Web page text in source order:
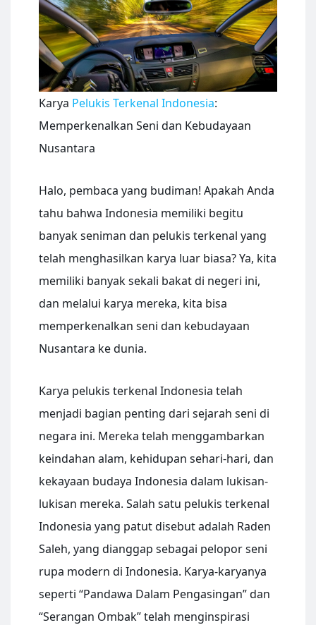
Karya Pelukis Terkenal Indonesia:
Memperkenalkan Seni dan Kebudayaan
Nusantara
Halo, pembaca yang budiman! Apakah Anda
tahu bahwa Indonesia memiliki begitu
banyak seniman dan pelukis terkenal yang
telah menghasilkan karya luar biasa? Ya, kita
memiliki banyak sekali bakat di negeri ini,
dan melalui karya mereka, kita bisa
memperkenalkan seni dan kebudayaan
Nusantara ke dunia.
Karya pelukis terkenal Indonesia telah
menjadi bagian penting dari sejarah seni di
negara ini. Mereka telah menggambarkan
keindahan alam, kehidupan sehari-hari, dan
kekayaan budaya Indonesia dalam lukisan-
lukisan mereka. Salah satu pelukis terkenal
Indonesia yang patut disebut adalah Raden
Saleh, yang dianggap sebagai pelopor seni
rupa modern di Indonesia. Karya-karyanya
seperti “Pandawa Dalam Pengasingan” dan
“Serangan Ombak” telah menginspirasi